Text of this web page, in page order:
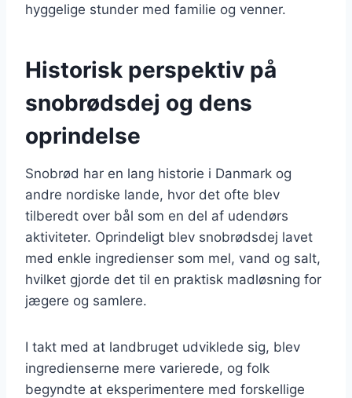
hyggelige stunder med familie og venner.
Historisk perspektiv på
snobrødsdej og dens
oprindelse
Snobrød har en lang historie i Danmark og
andre nordiske lande, hvor det ofte blev
tilberedt over bål som en del af udendørs
aktiviteter. Oprindeligt blev snobrødsdej lavet
med enkle ingredienser som mel, vand og salt,
hvilket gjorde det til en praktisk madløsning for
jægere og samlere.
I takt med at landbruget udviklede sig, blev
ingredienserne mere varierede, og folk
begyndte at eksperimentere med forskellige